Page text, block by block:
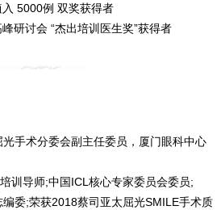
5000例 双奖获得者
研讨会 “杰出培训医生奖”获得者
术分委会副主任委员，厦门眼科中心
导师;中国ICL核心专家委员会委员;
编委;荣获2018蔡司亚太屈光SMILE手术质